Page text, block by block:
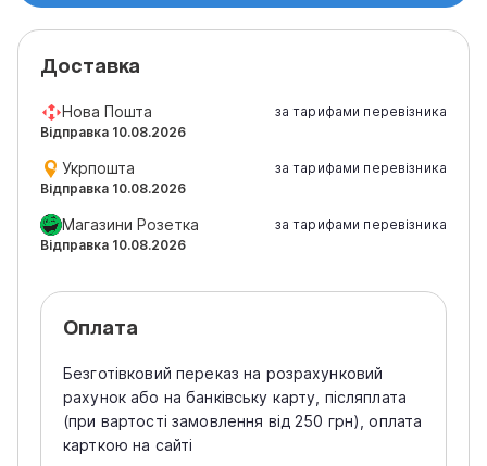
Доставка
Нова Пошта
Відправка 10.08.2026
за тарифами перевізника
Укрпошта
Відправка 10.08.2026
за тарифами перевізника
Магазини Розетка
Відправка 10.08.2026
за тарифами перевізника
Оплата
Безготівковий переказ на розрахунковий
рахунок або на банківську карту, післяплата
(при вартості замовлення від 250 грн), оплата
карткою на сайті